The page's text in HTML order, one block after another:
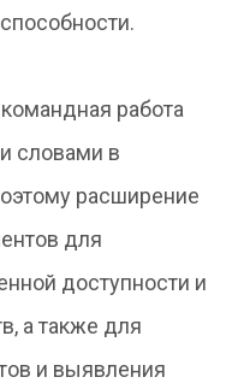
работа
словами в
расширение
для
доступности и
а также для
и выявления